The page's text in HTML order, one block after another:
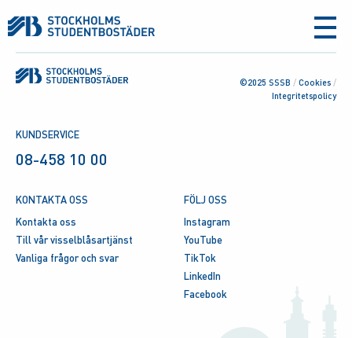
aria-
©2025 SSSB / Cookies /
Integritetspolicy
KUNDSERVICE
08-458 10 00
KONTAKTA OSS
Kontakta oss
Till vår visselblåsartjänst
Vanliga frågor och svar
FÖLJ OSS
Instagram
YouTube
TikTok
LinkedIn
Facebook